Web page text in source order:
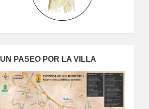
UN PASEO POR LA VILLA